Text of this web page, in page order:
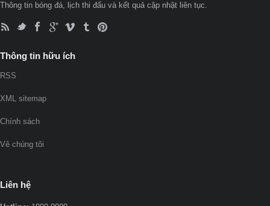
Thông tin bóng đá, lịch thi đấu và kết quả cập nhật liên tục.
Thông tin hữu ích
RSS
XML sitemap
Chính sách
Vê chúng tôi
Liên hệ